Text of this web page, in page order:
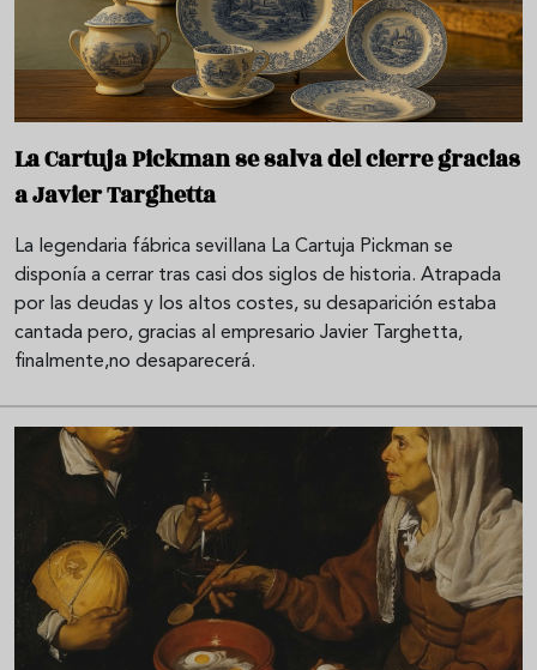
La Cartuja Pickman se salva del cierre gracias
a Javier Targhetta
La legendaria fábrica sevillana La Cartuja Pickman se
disponía a cerrar tras casi dos siglos de historia. Atrapada
por las deudas y los altos costes, su desaparición estaba
cantada pero, gracias al empresario Javier Targhetta,
finalmente,no desaparecerá.